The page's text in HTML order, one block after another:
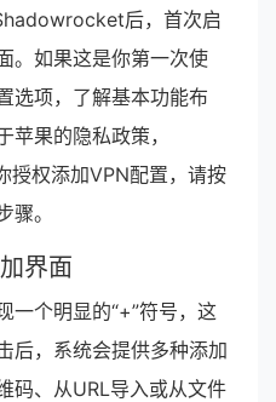
后，首次启
。如果这是你第一次使
选项，了解基本功能布
苹果的隐私政策，
权添加VPN配置，请按
。
界面
一个明显的“+”符号，这
后，系统会提供多种添加
码、从URL导入或从文件